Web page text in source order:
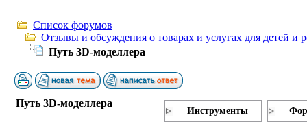
Список форумов
Отзывы и обсуждения о товарах и услугах для детей и
Путь 3D-моделлера
Путь 3D-моделлера
Инструменты